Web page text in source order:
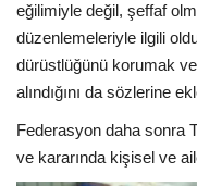
eğilimiyle değil, şeffaf
düzenlemeleriyle ilgili
dürüstlüğünü korumak
alındığını da sözlerine
Federasyon daha sonra
ve kararında kişisel ve